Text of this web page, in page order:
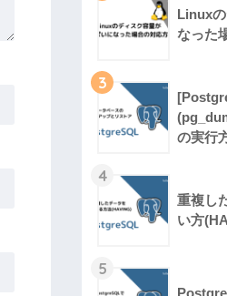
Linux
なった
3
の実行
4
重複し
い方
5